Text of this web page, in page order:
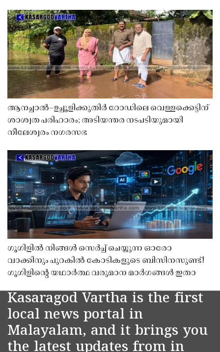
ആനച്ചാൽ–ഉച്ചൂളിക്കുതിർ റോഡിലെ വെള്ളക്കെട്ടിന്
ശാശ്വത പരിഹാരം; അടിയന്തര നടപടിയുമായി
നീലേശ്വരം നഗരസഭ
ഗൂഗിളിൽ നിങ്ങൾ സെർച്ച് ചെയ്യുന്ന ഓരോ
വാക്കിനും പുറകിൽ കോടികളുടെ ബിസിനസുണ്ട്!
ഗൂഗിളിന്റെ യഥാർത്ഥ വരുമാന മാർഗങ്ങൾ ഇതാ
Kasaragod Vartha is the first
local news portal in
Malayalam, and it brings you
the latest updates from in